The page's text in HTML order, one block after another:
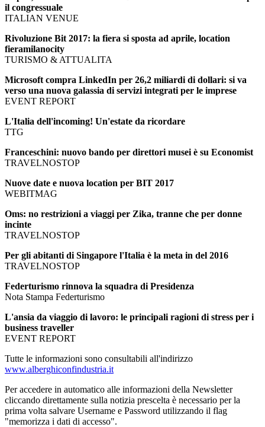
il congressuale
ITALIAN VENUE
Rivoluzione Bit 2017: la fiera si sposta ad aprile, location
fieramilanocity
TURISMO & ATTUALITA
Microsoft compra LinkedIn per 26,2 miliardi di dollari: si va
verso una nuova galassia di servizi integrati per le imprese
EVENT REPORT
L'Italia dell'incoming! Un'estate da ricordare
TTG
Franceschini: nuovo bando per direttori musei è su Economist
TRAVELNOSTOP
Nuove date e nuova location per BIT 2017
WEBITMAG
Oms: no restrizioni a viaggi per Zika, tranne che per donne
incinte
TRAVELNOSTOP
Per gli abitanti di Singapore l'Italia è la meta in del 2016
TRAVELNOSTOP
Federturismo rinnova la squadra di Presidenza
Nota Stampa Federturismo
L'ansia da viaggio di lavoro: le principali ragioni di stress per i
business traveller
EVENT REPORT
Tutte le informazioni sono consultabili all'indirizzo
www.alberghiconfindustria.it
Per accedere in automatico alle informazioni della Newsletter
cliccando direttamente sulla notizia prescelta è necessario per la
prima volta salvare Username e Password utilizzando il flag
"memorizza i dati di accesso".